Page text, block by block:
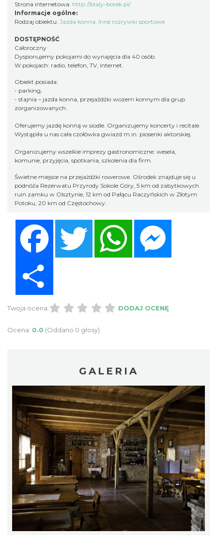
Strona internetowa: http://bialy-borek.pl/
Informacje ogólne:
Rodzaj obiektu: Jazda konna, Inne rozrywki sportowe
DOSTĘPNOŚĆ
Całoroczny
Dysponujemy pokojami do wynajęcia dla 40 osób.
W pokojach: radio, telefon, TV, internet.
Obiekt posiada:
- parking,
- stajnia – jazda konna, przejażdżki wozem konnym dla grup
zorganizowanych.
Oferujemy jazdę konną w siodle. Organizujemy koncerty i recitale.
Wystąpiła u nas cała czołówka gwiazd m.in. piosenki aktorskiej.
Organizujemy wszelkie imprezy gastronomiczne: wesela,
komunie, przyjęcia, spotkania, szkolenia dla firm.
Świetne miejsce na przejażdżki rowerowe. Ośrodek znajduje się u
podnóża Rezerwatu Przyrody Sokole Góry, 5 km od zabytkowych
ruin zamku w Olsztynie, 12 km od Pałącu Raczyńskich w Złotym
Potoku, 20 km od Częstochowy.
Twitter WhatsApp
Twoja ocena: DODAJ OCENĘ
Ocena: 0.0 (Oddano 0 głosy)
GALERIA